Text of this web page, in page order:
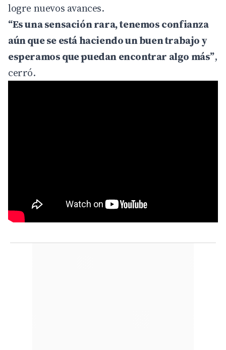
logre nuevos avances.
“Es una sensación rara, tenemos confianza
aún que se está haciendo un buen trabajo y
esperamos que puedan encontrar algo más”,
cerró.